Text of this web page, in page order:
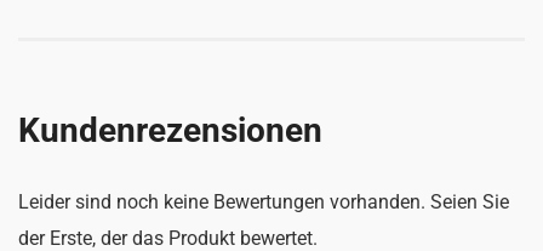
Kundenrezensionen
Leider sind noch keine Bewertungen vorhanden. Seien Sie
der Erste, der das Produkt bewertet.